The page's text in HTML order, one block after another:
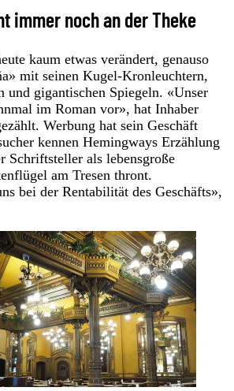
immer noch an der Theke
kaum etwas verändert, genauso
mit seinen Kugel-Kronleuchtern,
und gigantischen Spiegeln. «Unser
im Roman vor», hat Inhaber
Werbung hat sein Geschäft
kennen Hemingways Erzählung
Schriftsteller als lebensgroße
am Tresen thront.
bei der Rentabilität des Geschäfts»,